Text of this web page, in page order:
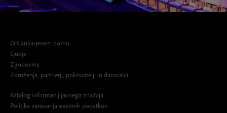
O Cankarjevem domu
Ljudje
Zgodovina
Združenja, partnerji, pokrovitelji in darovalci
Katalog informacij javnega značaja
Politika varovanja osebnih podatkov